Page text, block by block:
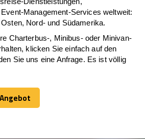
Management-Services weltweit:
Nord- und Südamerika.
Charterbus-, Minibus- oder Minivan-
klicken Sie einfach auf den
Sie uns eine Anfrage. Es ist völlig